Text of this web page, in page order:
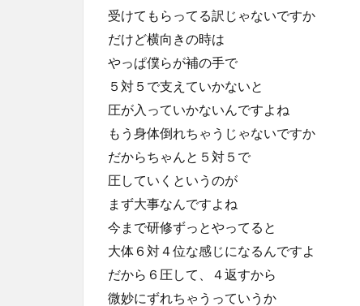
受けてもらってる訳じゃないですか
だけど横向きの時は
やっぱ僕らが補の手で
５対５で支えていかないと
圧が入っていかないんですよね
もう身体倒れちゃうじゃないですか
だからちゃんと５対５で
圧していくというのが
まず大事なんですよね
今まで研修ずっとやってると
大体６対４位な感じになるんですよ
だから６圧して、４返すから
微妙にずれちゃうっていうか